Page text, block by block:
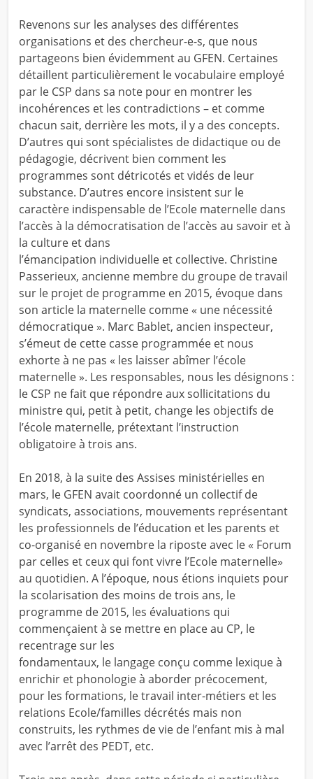
Revenons sur les analyses des différentes
organisations et des chercheur-e-s, que nous
partageons bien évidemment au GFEN. Certaines
détaillent particulièrement le vocabulaire employé
par le CSP dans sa note pour en montrer les
incohérences et les contradictions – et comme
chacun sait, derrière les mots, il y a des concepts.
D’autres qui sont spécialistes de didactique ou de
pédagogie, décrivent bien comment les
programmes sont détricotés et vidés de leur
substance. D’autres encore insistent sur le
caractère indispensable de l’Ecole maternelle dans
l’accès à la démocratisation de l’accès au savoir et à
la culture et dans
l’émancipation individuelle et collective. Christine
Passerieux, ancienne membre du groupe de travail
sur le projet de programme en 2015, évoque dans
son article la maternelle comme « une nécessité
démocratique ». Marc Bablet, ancien inspecteur,
s’émeut de cette casse programmée et nous
exhorte à ne pas « les laisser abîmer l’école
maternelle ». Les responsables, nous les désignons :
le CSP ne fait que répondre aux sollicitations du
ministre qui, petit à petit, change les objectifs de
l’école maternelle, prétextant l’instruction
obligatoire à trois ans.
En 2018, à la suite des Assises ministérielles en
mars, le GFEN avait coordonné un collectif de
syndicats, associations, mouvements représentant
les professionnels de l’éducation et les parents et
co-organisé en novembre la riposte avec le « Forum
par celles et ceux qui font vivre l’Ecole maternelle»
au quotidien. A l’époque, nous étions inquiets pour
la scolarisation des moins de trois ans, le
programme de 2015, les évaluations qui
commençaient à se mettre en place au CP, le
recentrage sur les
fondamentaux, le langage conçu comme lexique à
enrichir et phonologie à aborder précocement,
pour les formations, le travail inter-métiers et les
relations Ecole/familles décrétés mais non
construits, les rythmes de vie de l’enfant mis à mal
avec l’arrêt des PEDT, etc.